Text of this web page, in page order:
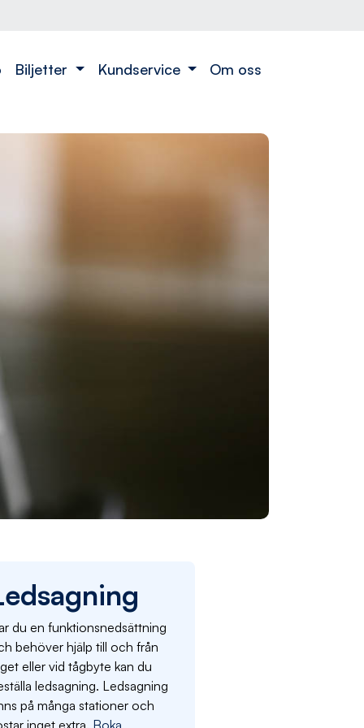
Biljetter Kundservice Om oss
du en funktionsnedsättning
behöver hjälp till och från
eller vid tågbyte kan du
ledsagning. Ledsagning
på många stationer och
inget extra. Boka